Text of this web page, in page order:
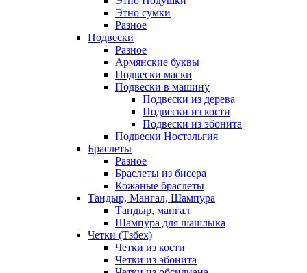
Этно сумки
Разное
Подвески
Разное
Армянские буквы
Подвески маски
Подвески в машину
Подвески из дерева
Подвески из кости
Подвески из эбонита
Подвески Ностальгия
Браслеты
Разное
Браслеты из бисера
Кожаные браслеты
Тандыр, Мангал, Шампура
Тандыр, мангал
Шампура для шашлыка
Четки (Тзбех)
Четки из кости
Четки из эбонита